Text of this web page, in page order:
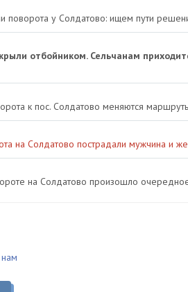
поворота у Солдатово: ищем пути
отбойником. Сельчанам
к пос. Солдатово меняются
на Солдатово пострадали мужчина и
на Солдатово произошло